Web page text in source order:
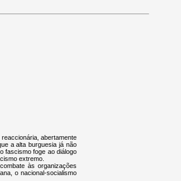
abertamente
a alta burguesia já não
fascismo foge ao diálogo
extremo.
às organizações
o nacional-socialismo